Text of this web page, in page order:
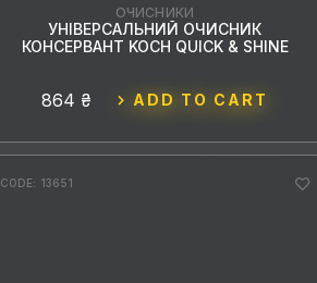
ОЧИСНИКИ
УНІВЕРСАЛЬНИЙ ОЧИСНИК
КОНСЕРВАНТ KOCH QUICK & SHINE
864 ₴ ADD TO CART
CODE: 13651